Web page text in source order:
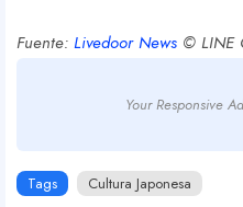
Fuente: Livedoor News © LINE
Your Responsive
Tags Cultura Japonesa